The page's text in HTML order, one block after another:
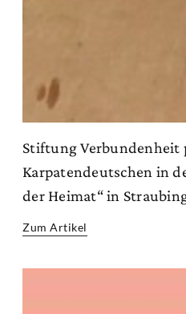
Stiftung Verbundenheit
Karpatendeutschen in
der Heimat“ in
Zum Artikel